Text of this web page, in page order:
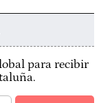
para recibir